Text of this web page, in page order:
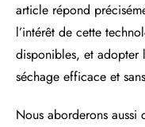
article répond
l’intérêt de cette
disponibles, et adopter
séchage efficace et
Nous aborderons aussi